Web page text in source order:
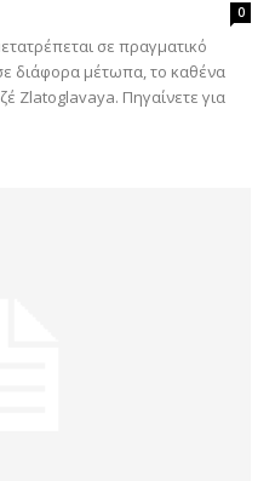
0
σε πραγματικό
διάφορα μέτωπα, το καθένα
Zlatoglavaya. Πηγαίνετε για